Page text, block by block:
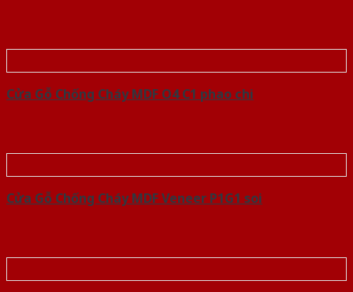
Cửa Gỗ Chống Cháy MDF O4 C1 phao chi
Cửa Gỗ Chống Cháy MDF Veneer P1G1 soi